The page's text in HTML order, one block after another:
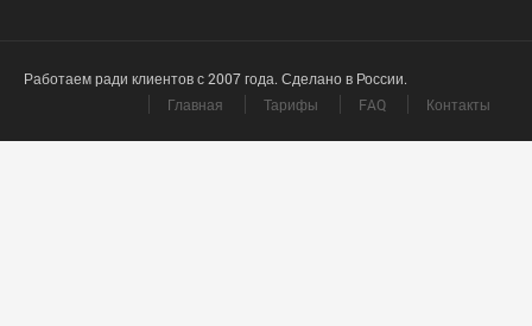
Работаем ради клиентов с 2007 года. Сделано в России.
Главная
Тарифы FAQ Контакты